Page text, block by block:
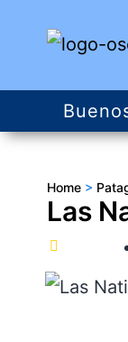
Home >
Las